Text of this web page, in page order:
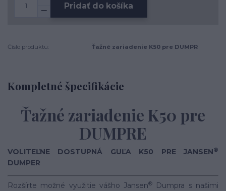
Pridať do košíka
Číslo produktu: Ťažné zariadenie K50 pre DUMPR
Kompletné špecifikácie
Ťažné zariadenie K50 pre
DUMPRE
VOLITEĽNE DOSTUPNÁ GUĽA K50 PRE JANSEN®
DUMPER
Rozšírte možné využitie vášho Jansen®
Dumpra s našimi